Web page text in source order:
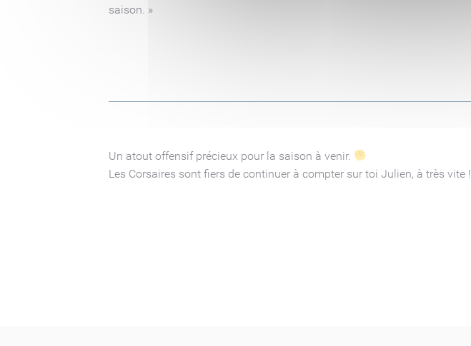
saison. »
Un atout offensif précieux pour la saison à venir.
Les Corsaires sont fiers de continuer à compter sur toi Julien, à très vite !